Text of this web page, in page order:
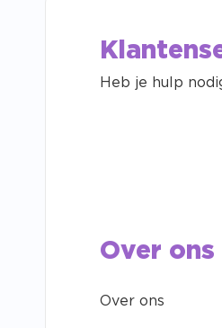
Heb je hulp
Over ons
Over ons